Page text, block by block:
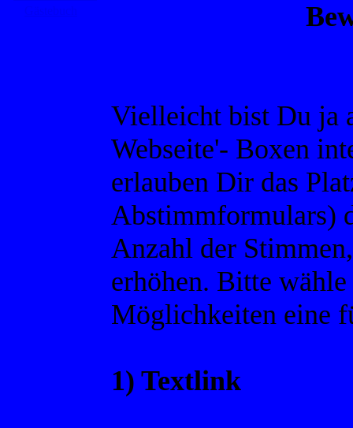
Vielleicht bist Du ja
Webseite'- Boxen
erlauben Dir das
Abstimmformulars)
Anzahl der
erhöhen. Bitte wähle
Möglichkeiten eine
1) Textlink